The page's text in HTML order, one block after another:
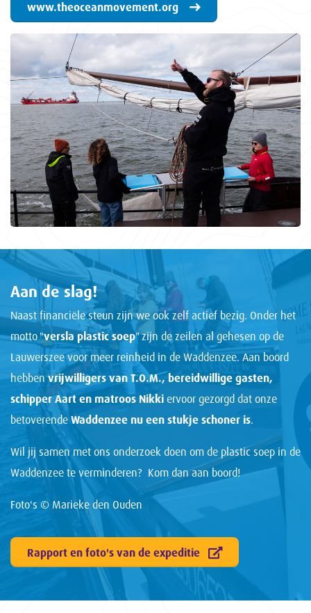
www.theoceanmovement.org
Aan de slag!
Naast financiële steun zijn we ook zelf actief bezig. Onder het
motto "versla plastic soep" zijn de zeilen al gehesen op de
Lauwerszee voor meer reinheid in de Waddenzee. Aan boord
hebbenvrijwilligers van T.O.M., bereidwillige gasten,
schipper Aart en matroos Nikki ervoor gezorgd dat onze
betoverende Waddenzee nu een stukje schoner is.
Wil jij samen met ons onderzoek doen om de plastic soep in de
Waddenzee te verminderen? Kom dan aan boord!
Foto's © Marieke den Ouden
Rapport en foto's van de expeditie